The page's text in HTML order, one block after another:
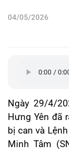
04/05/2026
Ngày 29/4/
Hưng Yên đã
bị can và
Minh Tâm